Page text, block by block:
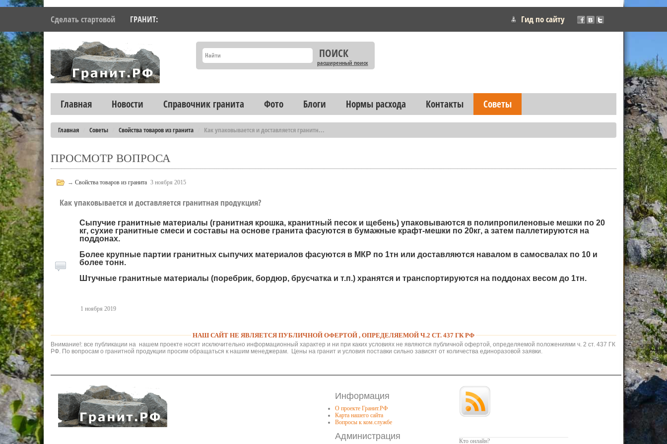
Сделать стартовой Гид по сайту
ГРАНИТ:
расширенный поиск
Главная Новости Справочник гранита Фото Блоги Нормы расхода Контакты Советы
Главная Советы Свойства товаров из гранита Как упаковывается и доставляется гранитн...
ПРОСМОТР ВОПРОСА
→ Свойства товаров из гранита 3 ноября 2015
Как упаковывается и доставляется гранитная продукция?
Сыпучие гранитные материалы (гранитная крошка, кранитный песок и щебень) упаковываются в полипропиленовые мешки по 20
кг, сухие гранитные смеси и составы на основе гранита фасуются в бумажные крафт-мешки по 20кг, а затем паллетируются на
поддонах.
Более крупные партии гранитных сыпучих материалов фасуются в МКР по 1тн или доставляются навалом в самосвалах по 10 и
более тонн.
Штучные гранитные материалы (поребрик, бордюр, брусчатка и т.п.) хранятся и транспортируются на поддонах весом до 1тн.
1 ноября 2019
НАШ САЙТ НЕ ЯВЛЯЕТСЯ ПУБЛИЧНОЙ ОФЕРТОЙ , ОПРЕДЕЛЯЕМОЙ Ч.2 СТ. 437 ГК РФ
Внимание!: все публикации на нашем проекте носят исключительно информационный характер и ни при каких условиях не являются публичной офертой, определяемой положениями ч. 2 ст. 437 ГК
РФ. По вопросам о гранитной продукции просим обращаться к нашим менеджерам. Цены на гранит и условия поставки сильно зависят от количества единоразовой заявки.
Информация
О проекте Гранит.РФ
Карта нашего сайта
Вопросы к ком.службе
Администрация Кто онлайн?